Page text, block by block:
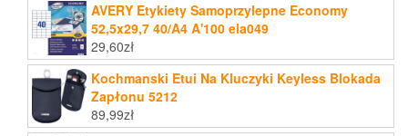
AVERY Etykiety Samoprzylepne Economy
52,5x29,7 40/A4 A'100 ela049
29,60zł
Kochmanski Etui Na Kluczyki Keyless Blokada
Zapłonu 5212
89,99zł